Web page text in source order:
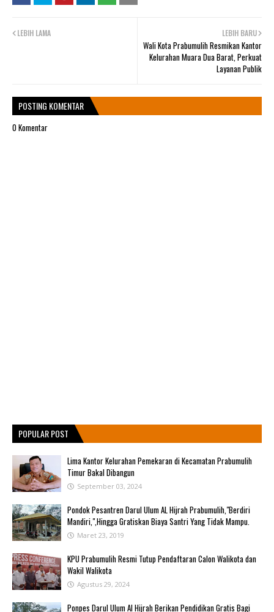
LEBIH BARU
Wali Kota Prabumulih Resmikan Kantor
Kelurahan Muara Dua Barat, Perkuat
Layanan Publik
LEBIH LAMA
POSTING KOMENTAR
0 Komentar
POPULAR POST
Lima Kantor Kelurahan Pemekaran di Kecamatan Prabumulih
Timur Bakal Dibangun
September 03, 2024
Pondok Pesantren Darul Ulum AL Hijrah Prabumulih,"Berdiri
Mandiri,",Hingga Gratiskan Biaya Santri Yang Tidak Mampu.
Maret 23, 2019
KPU Prabumulih Resmi Tutup Pendaftaran Calon Walikota dan
Wakil Walikota
Agustus 29, 2024
Ponpes Darul Ulum Al Hijrah Berikan Pendidikan Gratis Bagi